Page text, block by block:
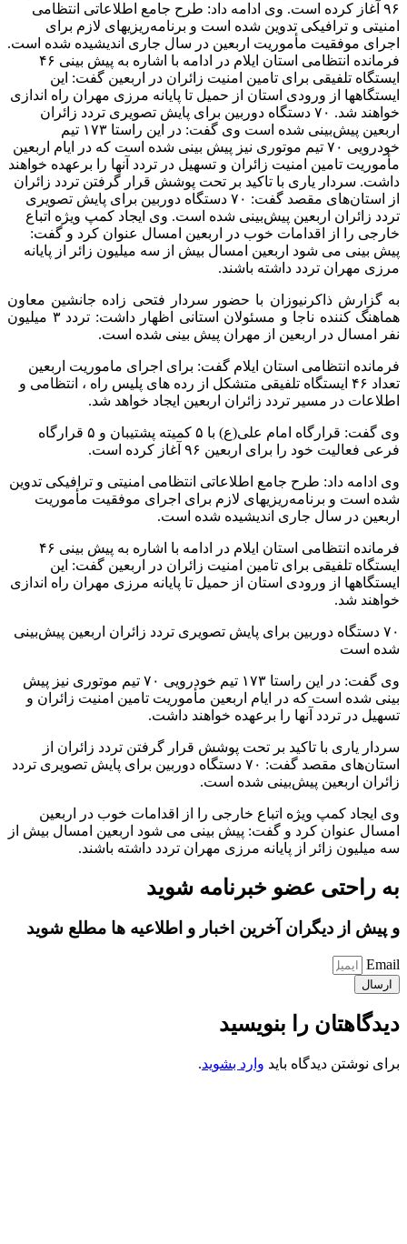
۹۶ آغاز کرده است. وی ادامه داد: طرح جامع اطلاعاتی انتظامی
امنیتی و ترافیکی تدوین شده است و برنامه‌ریزیهای لازم برای
اجرای موفقیت مأموریت اربعین در سال جاری اندیشیده شده است.
فرمانده انتظامی استان ایلام در ادامه با اشاره به پیش بینی ۴۶
ایستگاه تلفیقی برای تامین امنیت زائران در اربعین گفت: این
ایستگاهها از ورودی استان از حمیل تا پایانه مرزی مهران راه اندازی
خواهند شد. ۷۰ دستگاه دوربین برای پایش تصویری تردد زائران
اربعین پیش‌بینی شده است وی گفت: در این راستا ۱۷۳ تیم
خودرویی ۷۰ تیم موتوری نیز پیش بینی شده است که در ایام اربعین
مأموریت تامین امنیت زائران و تسهیل در تردد آنها را برعهده خواهند
داشت. سردار یاری با تاکید بر تحت پوشش قرار گرفتن تردد زائران
از استان‌های مقصد گفت‌: ۷۰ دستگاه دوربین برای پایش تصویری
تردد زائران اربعین پیش‌بینی شده است. وی ایجاد کمپ ویژه اتباع
خارجی را از اقدامات خوب در اربعین امسال عنوان کرد و گفت:
پیش بینی می شود اربعین امسال بیش از سه میلیون زائر از پایانه
مرزی مهران تردد داشته باشند.
به گزارش ذاکرنیوزان با حضور سردار فتحی زاده جانشین معاون
هماهنگ کننده ناجا و مسئولان استانی اظهار داشت: تردد ۳ میلیون
نفر امسال در اربعین از مهران پیش بینی شده است.
فرمانده انتظامی استان ایلام گفت: برای اجرای ماموریت اربعین
تعداد ۴۶ ایستگاه تلفیقی متشکل از رده های پلیس راه ، انتظامی و
اطلاعات در مسیر تردد زائران اربعین ایجاد خواهد شد.
وی گفت: قرارگاه امام علی(ع) با ۵ کمیته پشتیبان و ۵ قرارگاه
فرعی فعالیت خود را برای اربعین ۹۶ آغاز کرده است.
وی ادامه داد: طرح جامع اطلاعاتی انتظامی امنیتی و ترافیکی تدوین
شده است و برنامه‌ریزیهای لازم برای اجرای موفقیت مأموریت
اربعین در سال جاری اندیشیده شده است.
فرمانده انتظامی استان ایلام در ادامه با اشاره به پیش بینی ۴۶
ایستگاه تلفیقی برای تامین امنیت زائران در اربعین گفت: این
ایستگاهها از ورودی استان از حمیل تا پایانه مرزی مهران راه اندازی
خواهند شد.
۷۰ دستگاه دوربین برای پایش تصویری تردد زائران اربعین پیش‌بینی
شده است
وی گفت: در این راستا ۱۷۳ تیم خودرویی ۷۰ تیم موتوری نیز پیش
بینی شده است که در ایام اربعین مأموریت تامین امنیت زائران و
تسهیل در تردد آنها را برعهده خواهند داشت.
سردار یاری با تاکید بر تحت پوشش قرار گرفتن تردد زائران از
استان‌های مقصد گفت‌: ۷۰ دستگاه دوربین برای پایش تصویری تردد
زائران اربعین پیش‌بینی شده است.
وی ایجاد کمپ ویژه اتباع خارجی را از اقدامات خوب در اربعین
امسال عنوان کرد و گفت: پیش بینی می شود اربعین امسال بیش از
سه میلیون زائر از پایانه مرزی مهران تردد داشته باشند.
به راحتی عضو خبرنامه شوید
و پیش از دیگران آخرین اخبار و اطلاعیه ها مطلع شوید
Email
ارسال
دیدگاهتان را بنویسید
برای نوشتن دیدگاه باید وارد بشوید.